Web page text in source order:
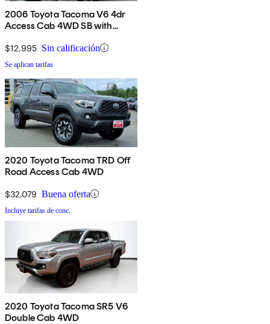
2006 Toyota Tacoma V6 4dr
Access Cab 4WD SB with
$12,995 Sin calificación
Se aplican tarifas
2020 Toyota Tacoma TRD Off
Road Access Cab 4WD
$32,079 Buena oferta
Incluye tarifas de conc.
2020 Toyota Tacoma SR5 V6
Double Cab 4WD